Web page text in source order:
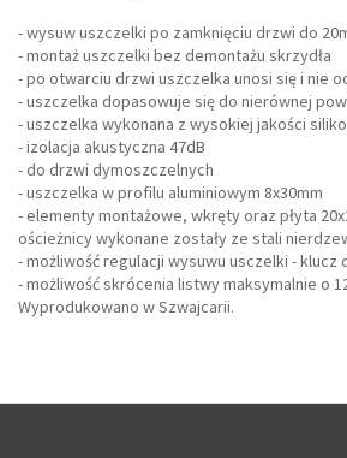
- wysuw uszczelki po zamknięciu drzwi do
- montaż uszczelki bez demontażu skrzydła
- po otwarciu drzwi uszczelka unosi się i nie
- uszczelka dopasowuje się do nierównej
- uszczelka wykonana z wysokiej jakości
- izolacja akustyczna 47dB
- do drzwi dymoszczelnych
- uszczelka w profilu aluminiowym 8x30mm
- elementy montażowe, wkręty oraz płyta
ościeżnicy wykonane zostały ze stali
- możliwość regulacji wysuwu usczelki -
- możliwość skrócenia listwy maksymalnie o
Wyprodukowano w Szwajcarii.